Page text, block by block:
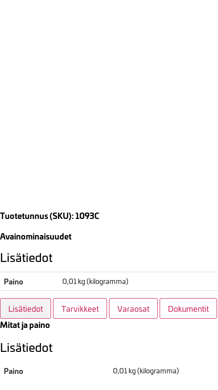
Tuotetunnus (SKU): 1093C
Avainominaisuudet
Lisätiedot
Paino 0,01 kg (kilogramma)
Lisätiedot Tarvikkeet Varaosat Dokumentit
Mitat ja paino
Lisätiedot
Paino 0,01 kg (kilogramma)